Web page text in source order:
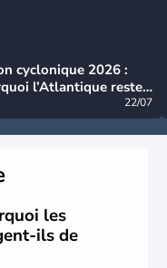
cyclonique 2026 :
l’Atlantique reste
22/07
les
ils de